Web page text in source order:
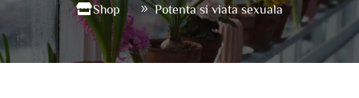
Shop Potenta si viata sexuala